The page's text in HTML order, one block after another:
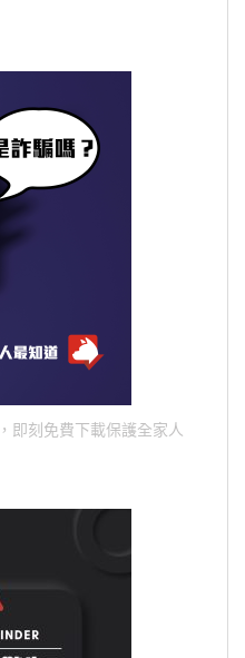
即刻免費下載保護全家人